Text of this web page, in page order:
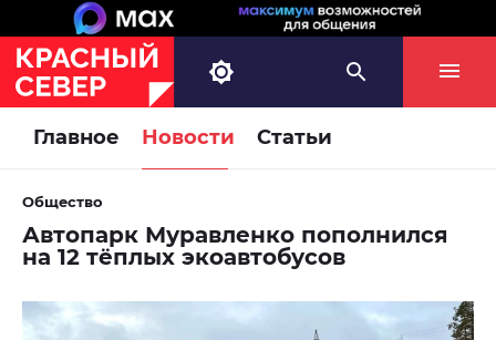
Главное Новости Статьи
Общество
Автопарк Муравленко пополнился
на 12 тёплых экоавтобусов